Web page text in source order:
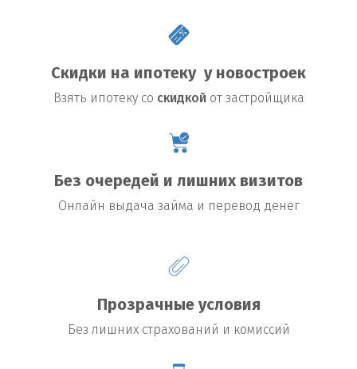
Скидки на ипотеку у новостроек
Взять ипотеку со скидкой от застройщика
Без очередей и лишних визитов
Онлайн выдача займа и перевод денег
Прозрачные условия
Без лишних страхований и комиссий